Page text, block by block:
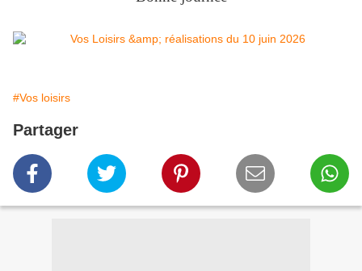
#Vos loisirs
Partager